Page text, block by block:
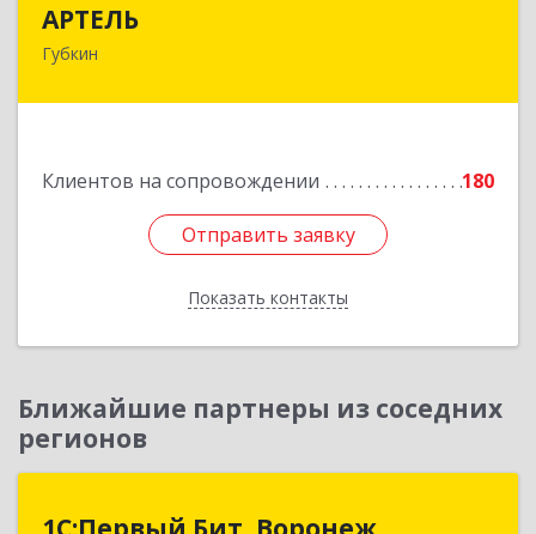
АРТЕЛЬ
Губкин
Клиентов на сопровождении 180
Отправить заявку
Показать контакты
309181, Белгородская обл, Губкинский р-н,
Отправить заявку
Назад
Ближайшие партнеры из соседних
регионов
1С:Первый Бит, Воронеж